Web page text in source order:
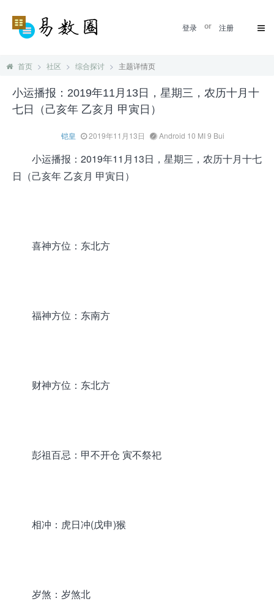
登录 or 注册
首页 社区 综合探讨 主题详情页
小运播报：2019年11月13日，星期三，农历十月十
七日（己亥年 乙亥月 甲寅日）
铠皇 2019年11月13日 Android 10 MI 9 Bui
小运播报：2019年11月13日，星期三，农历十月十七
日（己亥年 乙亥月 甲寅日）
喜神方位：东北方
福神方位：东南方
财神方位：东北方
彭祖百忌：甲不开仓 寅不祭祀
相冲：虎日冲(戊申)猴
岁煞：岁煞北